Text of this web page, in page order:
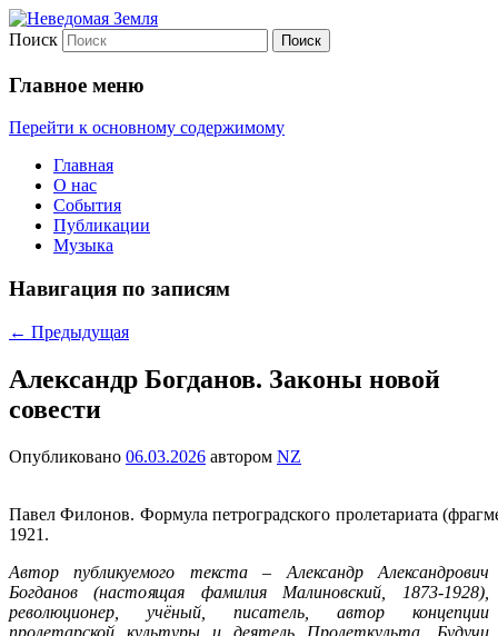
Неведомая Земля
Поиск
Главное меню
Перейти к основному содержимому
Главная
О нас
События
Публикации
Музыка
Навигация по записям
← Предыдущая
Александр Богданов. Законы новой
совести
Опубликовано 06.03.2026 автором NZ
Павел Филонов. Формула петроградского пролетариата
1921.
Автор публикуемого текста – Александр Александрович
Богданов (настоящая фамилия Малиновский, 1873-1928),
революционер, учёный, писатель, автор концепции
пролетарской культуры и деятель Пролеткульта. Будучи